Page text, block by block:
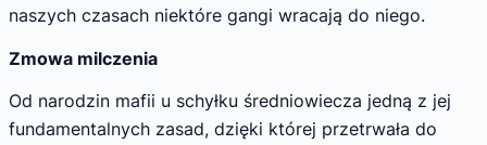
naszych czasach niektóre gangi wracają do niego.
Zmowa milczenia
Od narodzin mafii u schyłku średniowiecza jedną z jej
fundamentalnych zasad, dzięki której przetrwała do